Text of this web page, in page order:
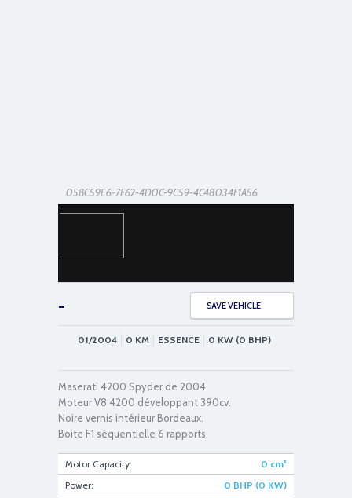
05BC59E6-7F62-4D0C-9C59-4C48034F1A56
- SAVE VEHICLE
01/2004 0 KM ESSENCE 0 KW (0 BHP)
Maserati 4200 Spyder de 2004.
Moteur V8 4200 développant 390cv.
Noire vernis intérieur Bordeaux.
Boite F1 séquentielle 6 rapports.
Motor Capacity: 0 cm³
Power:
0 BHP (0 KW)